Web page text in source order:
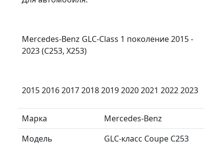
Mercedes-Benz GLC-Class 1 поколение 2015 -
2023 (C253, X253)
2015 2016 2017 2018 2019 2020 2021 2022 2023
Марка
Mercedes-Benz
Модель
GLC-класс Coupe C253